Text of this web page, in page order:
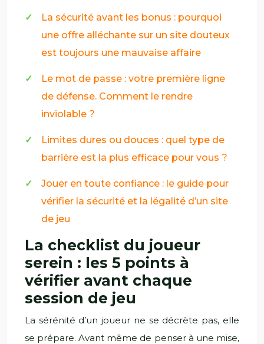
La sécurité avant les bonus : pourquoi
une offre alléchante sur un site douteux
est toujours une mauvaise affaire
Le mot de passe : votre première ligne
de défense. Comment le rendre
inviolable ?
Limites dures ou douces : quel type de
barrière est la plus efficace pour vous ?
Jouer en toute confiance : le guide pour
vérifier la sécurité et la légalité d’un site
de jeu
La checklist du joueur
serein : les 5 points à
vérifier avant chaque
session de jeu
La sérénité d’un joueur ne se décrète pas, elle
se prépare. Avant même de penser à une mise,